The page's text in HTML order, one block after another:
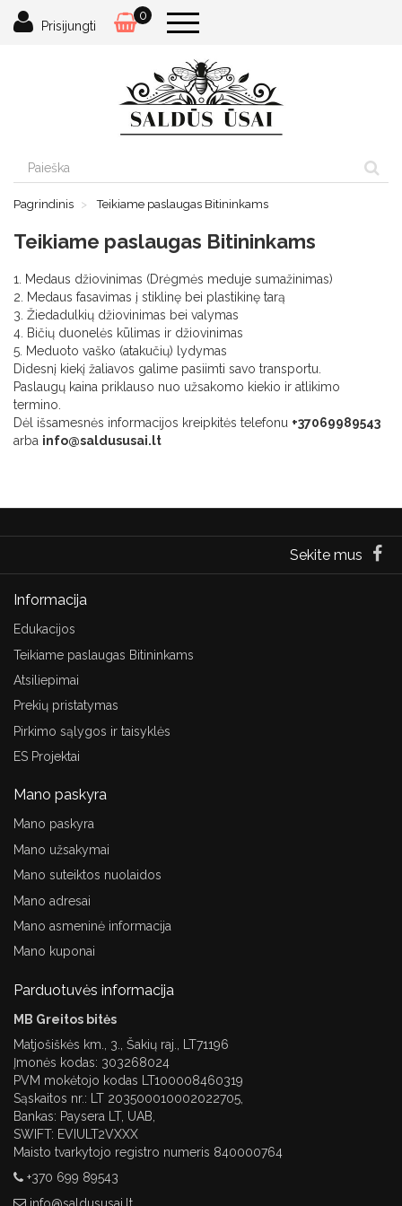
Prisijungti
0
Pagrindinis Teikiame paslaugas Bitininkams
Teikiame paslaugas Bitininkams
1. Medaus džiovinimas (Drėgmės meduje sumažinimas)
2. Medaus fasavimas į stiklinę bei plastikinę tarą
3. Žiedadulkių džiovinimas bei valymas
4. Bičių duonelės kūlimas ir džiovinimas
5. Meduoto vaško (atakučių) lydymas
Didesnį kiekį žaliavos galime pasiimti savo transportu.
Paslaugų kaina priklauso nuo užsakomo kiekio ir atlikimo
termino.
Dėl išsamesnės informacijos kreipkitės telefonu +37069989543
arba info@saldususai.lt
Sekite mus
Informacija
Edukacijos
Teikiame paslaugas Bitininkams
Atsiliepimai
Prekių pristatymas
Pirkimo sąlygos ir taisyklės
ES Projektai
Mano paskyra
Mano paskyra
Mano užsakymai
Mano suteiktos nuolaidos
Mano adresai
Mano asmeninė informacija
Mano kuponai
Parduotuvės informacija
MB Greitos bitės
Matjošiškės km., 3., Šakių raj., LT71196
Įmonės kodas: 303268024
PVM mokėtojo kodas LT100008460319
Sąskaitos nr.: LT 203500010002022705,
Bankas: Paysera LT, UAB,
SWIFT: EVIULT2VXXX
Maisto tvarkytojo registro numeris 840000764
+370 699 89543